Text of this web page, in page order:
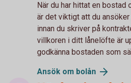
När du har hittat en bostad
är det viktigt att du
innan du skriver på
villkoren i ditt lånelöfte är
godkänna bostaden som
Ansök om bolån